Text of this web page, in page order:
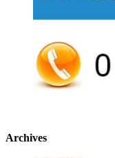
Archives